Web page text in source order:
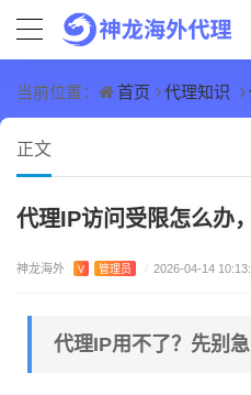
当前位置： 首页 代理知识
正文
代理IP访问受限怎么办
神龙海外 V 管理员 / 2026-04-14
代理IP用不了？先别